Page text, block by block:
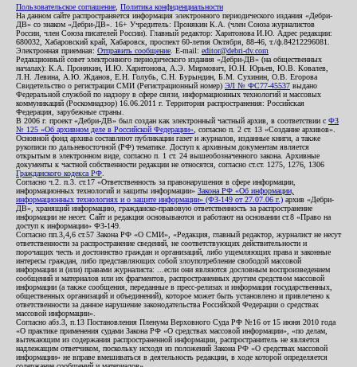
Пользовательское соглашение Политика конфиденциальности
На данном сайте распространяется информация электронного периодического издания «Дебри-
ДВ» со знаком «Дебри-ДВ». 16+ Учредитель: Пронякин К.А. (член Союза журналистов
России, член Союза писателей России). Главный редактор: Харитонова И.Ю. Адрес редакции:
680032, Хабаровский край, Хабаровск, проспект 60-летия Октября, 88-46, т./ф.84212296081.
Электронная приемная: Отправить сообщение . E-mail: editor@debri-dv.com
Редакционный совет электронного периодического издания «Дебри-ДВ» (на общественных
началах): К.А. Пронякин, И.Ю. Харитонова, А.Э. Мирмович, Ю.Н. Юрьев, Ю.В. Ковалев,
Л.Н. Левина, А.Ю. Жданов, Е.Н. Голубь, С.Н. Бурындин, Б.М. Сухинин, О.В. Егорова
Свидетельство о регистрации СМИ (Регистрационный номер) ЭЛ № ФС77-45537 выдано
Федеральной службой по надзору в сфере связи, информационных технологий и массовых
коммуникаций (Роскомнадзор) 16.06.2011 г. Территория распространения: Российская
Федерация, зарубежные страны.
В 2006 г. проект «Дебри-ДВ» был создан как электронный частный архив, в соответствии с ФЗ
№ 125 «Об архивном деле в Российской Федерации» , согласно п. 2 ст. 13 «Создание архивов».
Основной фонд архива составляют публикации газет и журналов, изданные книги, а также
рукописи по дальневосточной (РФ) тематике. Доступ к архивным документам является
открытым в электронном виде, согласно п. 1 ст. 24 вышеобозначенного закона. Архивные
документы к частной собственности редакции не относятся, согласно ст.ст. 1275, 1276, 1306
Гражданского кодекса РФ
Согласно ч.2. п.3. ст.17 «Ответственность за правонарушения в сфере информации,
информационных технологий и защиты информации» Закона РФ «Об информации,
информационных технологиях и о защите информации» (ФЗ-149 от 27.07.06 г.) архив «Дебри-
ДВ», хранящий информацию, гражданско-правовую ответственность за распространение
информации не несет. Сайт и редакция основываются и работают на основании ст.8 «Право на
доступ к информации» ФЗ-149.
Согласно пп.3,4,6 ст.57 Закона РФ «О СМИ», «Редакция, главный редактор, журналист не несут
ответственности за распространение сведений, не соответствующих действительности и
порочащих честь и достоинство граждан и организаций, либо ущемляющих права и законные
интересы граждан, либо представляющих собой злоупотребление свободой массовой
информации и (или) правами журналиста: ...если они являются дословным воспроизведением
сообщений и материалов или их фрагментов, распространенных другим средством массовой
информации (а также сообщения, переданные в пресс-релизах и информация государственных,
общественных организаций и объединений), которое может быть установлено и привлечено к
ответственности за данное нарушение законодательства Российской Федерации о средствах
массовой информации».
Согласно абз.3, п.13 Постановления Пленума Верховного Суда РФ №16 от 15 июня 2010 года
«О практике применения судами Закона РФ «О средствах массовой информации», «по делам,
вытекающим из содержания распространенной информации, распространитель не является
надлежащим ответчиком, поскольку исходя из положений Закона РФ «О средствах массовой
информации» не вправе вмешиваться в деятельность редакции, в ходе которой определяется